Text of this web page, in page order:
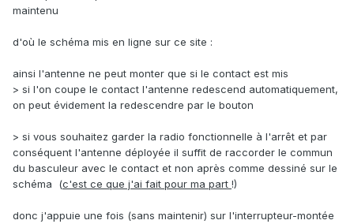
maintenu
d'où le schéma mis en ligne sur ce site :
ainsi l'antenne ne peut monter que si le contact est mis
> si l'on coupe le contact l'antenne redescend automatiquement,
on peut évidement la redescendre par le bouton
> si vous souhaitez garder la radio fonctionnelle à l'arrêt et par
conséquent l'antenne déployée il suffit de raccorder le commun
du basculeur avec le contact et non après comme dessiné sur le
schéma (c'est ce que j'ai fait pour ma part !)
donc j'appuie une fois (sans maintenir) sur l'interrupteur-montée